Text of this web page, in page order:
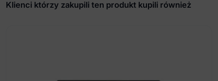
10
Klienci którzy zakupili ten produkt kupili również